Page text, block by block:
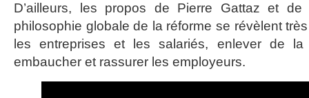
D’ailleurs, les propos de Pierre Gattaz et
philosophie globale de la réforme se révèlent
les entreprises et les salariés, enlever de la
embaucher et rassurer les employeurs.